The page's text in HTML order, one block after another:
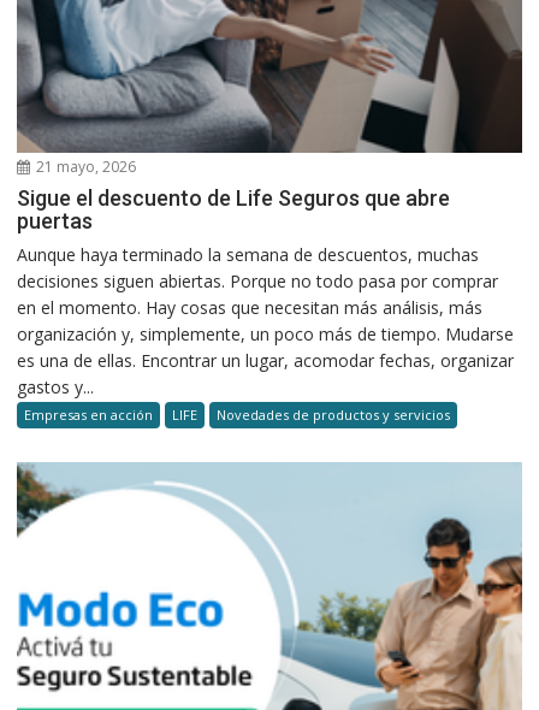
21 mayo, 2026
Sigue el descuento de Life Seguros que abre
puertas
Aunque haya terminado la semana de descuentos, muchas
decisiones siguen abiertas. Porque no todo pasa por comprar
en el momento. Hay cosas que necesitan más análisis, más
organización y, simplemente, un poco más de tiempo. Mudarse
es una de ellas. Encontrar un lugar, acomodar fechas, organizar
gastos y...
Empresas en acción LIFE Novedades de productos y servicios